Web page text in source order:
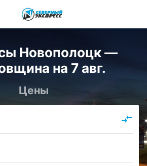
Новополоцк —
на 7 авг.
Цены